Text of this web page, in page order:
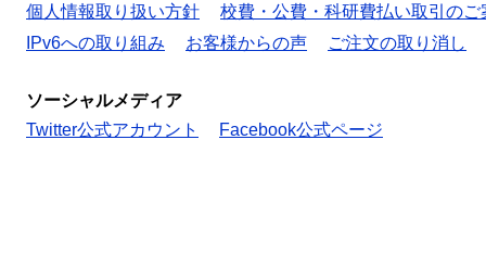
個人情報取り扱い方針
校費・公費・科研費払い取引のご
IPv6への取り組み
お客様からの声 ご注文の取り消し
ソーシャルメディア
Twitter公式アカウント
Facebook公式ページ